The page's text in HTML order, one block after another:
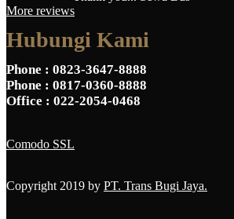
More reviews
Hubungi Kami
Phone : 0823-3647-8888
Phone : 0817-0360-8888
Office : 022-2054-0468
Comodo SSL
Copyright 2019 by PT. Trans Bugi Jaya.